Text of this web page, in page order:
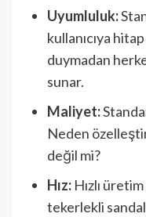
Uyumluluk:
kullanıcıya
duymadan
sunar.
Maliyet:
Neden
değil mi?
Hız: Hızlı
tekerlekli